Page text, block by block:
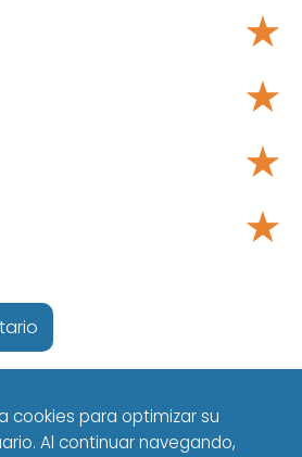
★
★
★
★
cookies para optimizar su
Al continuar navegando,